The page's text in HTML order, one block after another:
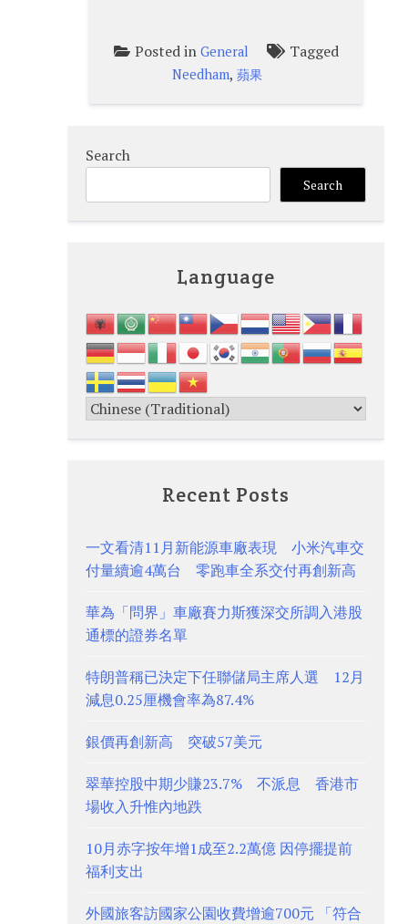
Posted in General Tagged
Needham, 蘋果
Search
Search
Language
Recent Posts
一文看清11月新能源車廠表現 小米汽車交
付量續逾4萬台 零跑車全系交付再創新高
華為「問界」車廠賽力斯獲深交所調入港股
通標的證券名單
特朗普稱已決定下任聯儲局主席人選 12月
減息0.25厘機會率為87.4%
銀價再創新高 突破57美元
翠華控股中期少賺23.7% 不派息 香港市
場收入升惟內地跌
10月赤字按年增1成至2.2萬億 因停擺提前
福利支出
外國旅客訪國家公園收費增逾700元 「符合